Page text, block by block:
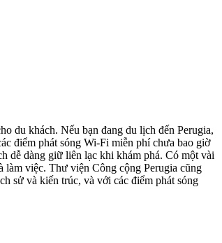
du khách. Nếu bạn đang du lịch đến Perugia,
điểm phát sóng Wi-Fi miễn phí chưa bao giờ
dễ dàng giữ liên lạc khi khám phá. Có một vài
việc. Thư viện Công cộng Perugia cũng
sử và kiến trúc, và với các điểm phát sóng